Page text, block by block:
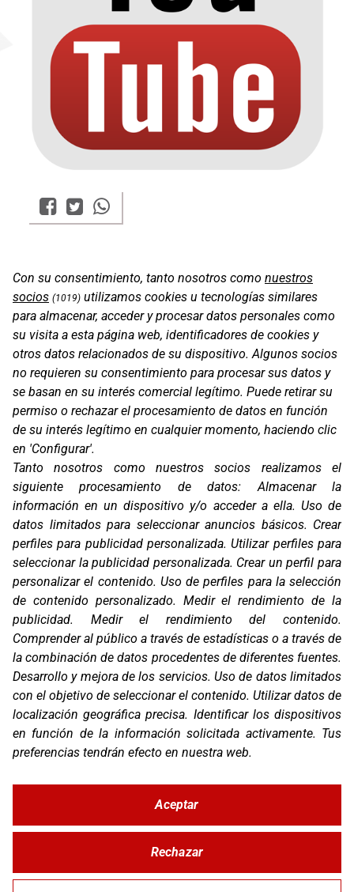
Gavà (Barcelona)
Contacto
T. (+34) 93 638 38 60
Email:corver@corver.es
Marcas
Productos
Compañía
Blog
Contacto
FAQ
Canal Ético
Zona Clientes
Síguenos
© Copyright 2026 Corver.es
DevelopedbyMOTTO
Con su consentimiento, tanto nosotros como nuestros
socios (1019) utilizamos cookies u tecnologías similares
para almacenar, acceder y procesar datos personales como
su visita a esta página web, identificadores de cookies y
otros datos relacionados de su dispositivo. Algunos socios
no requieren su consentimiento para procesar sus datos y
se basan en su interés comercial legítimo. Puede retirar su
permiso o rechazar el procesamiento de datos en función
de su interés legítimo en cualquier momento, haciendo clic
en 'Configurar'.
Tanto nosotros como nuestros socios realizamos el
siguiente procesamiento de datos:Almacenar la
información en un dispositivo y/o acceder a ella. Uso de
datos limitados para seleccionar anuncios básicos. Crear
perfiles para publicidad personalizada.Utilizar perfiles para
seleccionar la publicidad personalizada. Crear un perfil para
personalizar el contenido. Uso de perfiles para la selección
de contenido personalizado. Medir el rendimiento de la
publicidad. Medir el rendimiento del contenido.
Comprender al público a través de estadísticas o a través de
la combinación de datos procedentes de diferentes fuentes.
Desarrollo y mejora de los servicios.Uso de datos limitados
con el objetivo de seleccionar el contenido. Utilizar datos de
localización geográfica precisa. Identificar los dispositivos
en función de la información solicitada activamente. Tus
preferencias tendrán efecto en nuestra web.
Rechazar
Aceptar